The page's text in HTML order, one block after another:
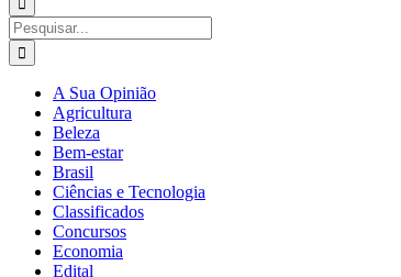
para:
Buscar
resultados
para:
A Sua Opinião
Agricultura
Beleza
Bem-estar
Brasil
Ciências e Tecnologia
Classificados
Concursos
Economia
Edital